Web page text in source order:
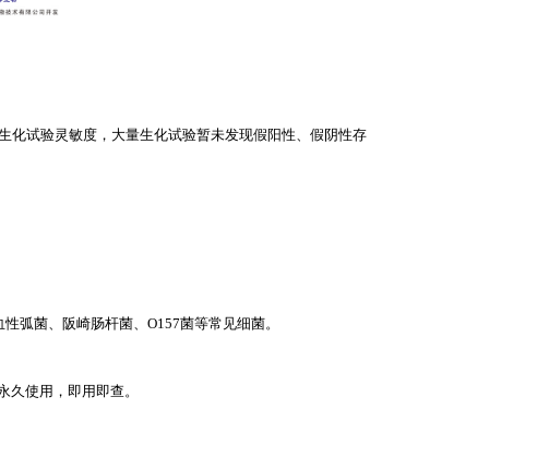
化试验灵敏度，大量生化试验暂未发现假阳性、假阴性存
弧菌、阪崎肠杆菌、O157菌等常见细菌。
使用，即用即查。